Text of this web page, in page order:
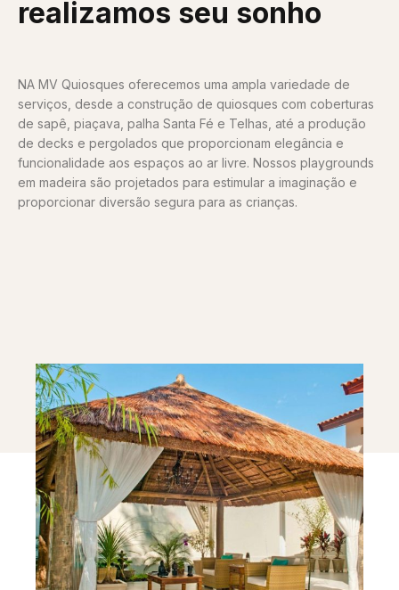
realizamos seu sonho
NA MV Quiosques oferecemos uma ampla variedade de
serviços, desde a construção de quiosques com coberturas
de sapê, piaçava, palha Santa Fé e Telhas, até a produção
de decks e pergolados que proporcionam elegância e
funcionalidade aos espaços ao ar livre. Nossos playgrounds
em madeira são projetados para estimular a imaginação e
proporcionar diversão segura para as crianças.